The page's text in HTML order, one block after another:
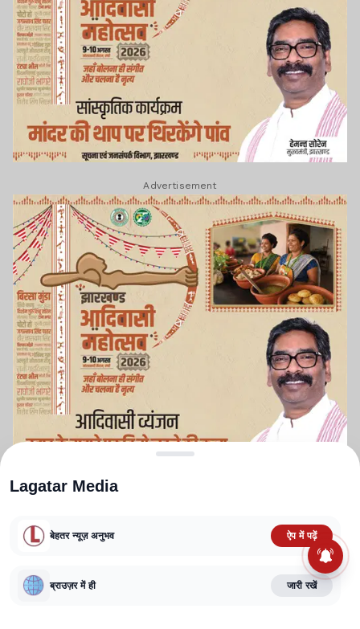
Advertisement
TERMS AND CONDITIONS
CORRECTIONS POLICY
FACT CHECKING POLICY
Lagatar Media
बेहतर न्यूज़ अनुभव ऐप में पढ़ें
ब्राउज़र में ही जारी रखें